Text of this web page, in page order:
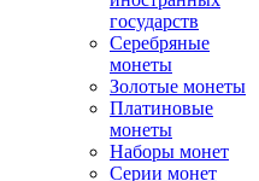
государств
Серебряные
монеты
Золотые монеты
Платиновые
монеты
Наборы монет
Серии монет